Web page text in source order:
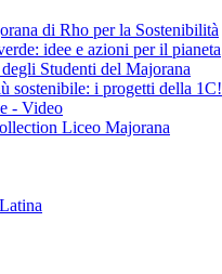
di Rho per la Sostenibilità
idee e azioni per il pianeta
Studenti del Majorana
sostenibile: i progetti della 1C!
- Video
Liceo Majorana